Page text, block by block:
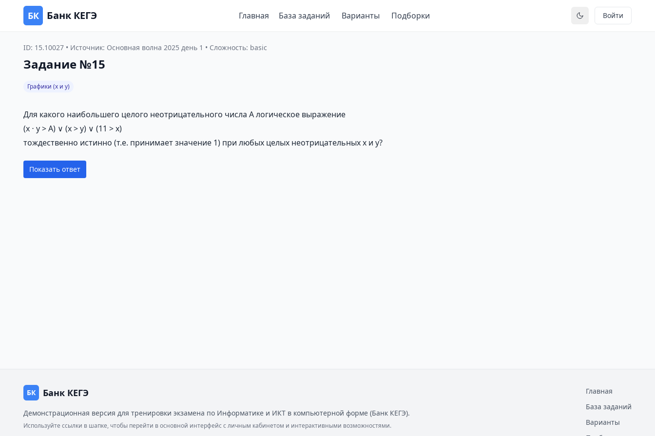
БК Банк КЕГЭ Главная База заданий Варианты Подборки Переключить тему
Войти
ID: 15.10027 • Источник: Основная волна 2025 день 1 • Сложность: basic
Задание №15
Графики (x и y)
Для какого наибольшего целого неотрицательного числа А логическое выражение
(x ⋅ y > A) ∨ (x > y) ∨ (11 > x)
тождественно истинно (т.е. принимает значение 1) при любых целых неотрицательных x и y?
Показать ответ
БК Банк КЕГЭ
Демонстрационная версия для тренировки экзамена по Информатике и ИКТ в компьютерной форме (Банк КЕГЭ).
Используйте ссылки в шапке, чтобы перейти в основной интерфейс с личным кабинетом и интерактивными возможностями.
Главная
База заданий
Варианты